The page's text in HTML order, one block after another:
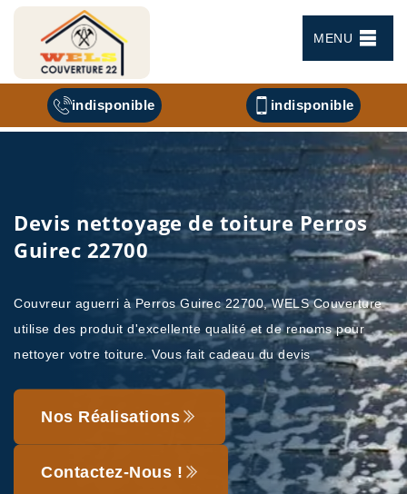
MENU
indisponible indisponible
Devis nettoyage de toiture Perros
Guirec 22700
Couvreur aguerri à Perros Guirec 22700, WELS Couverture
utilise des produit d'excellente qualité et de renoms pour
nettoyer votre toiture. Vous fait cadeau du devis
Nos Réalisations
Contactez-Nous !